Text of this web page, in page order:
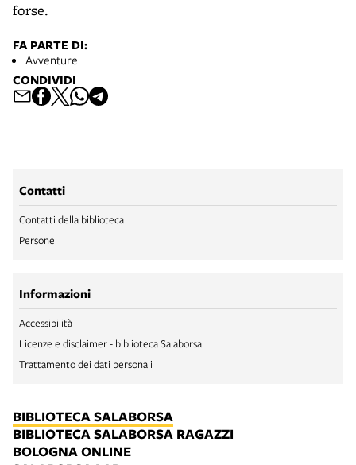
forse.
FA PARTE DI:
Avventure
CONDIVIDI
Contatti
Contatti della biblioteca
Persone
Informazioni
Accessibilità
Licenze e disclaimer - biblioteca Salaborsa
Trattamento dei dati personali
BIBLIOTECA SALABORSA
BIBLIOTECA SALABORSA RAGAZZI
BOLOGNA ONLINE